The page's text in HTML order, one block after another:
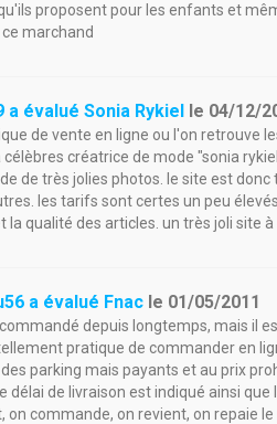
proposent pour les enfants et
marchand
a évalué Sonia Rykiel le 04/12/
de vente en ligne ou l'on retrouve
créatrice de mode "sonia
de très jolies photos. le site est
les tarifs sont certes un peu
la qualité des articles. un très joli site
a évalué Fnac le 01/05/2011
depuis longtemps, mais il
pratique de commander en
parking mais payants et au prix
délai de livraison est indiqué ainsi
on commande, on revient, on repaie